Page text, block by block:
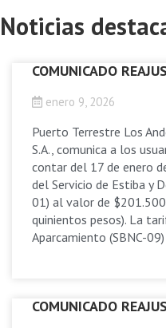
Noticias
COMUNICADO
enero 9, 2026
Puerto Terrestre Los
S.A., comunica a los
contar del 17 de enero
del Servicio de Estiba y
01) al valor de
quinientos pesos). La
Aparcamiento (SBNC-
COMUNICADO